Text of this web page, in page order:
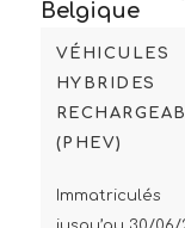
Belgique
VÉHICULES
HYBRIDES
(PHEV)
Immatriculés